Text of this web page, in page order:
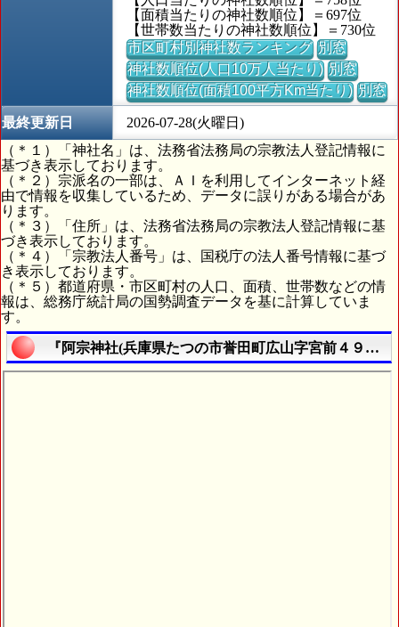
【面積当たりの神社数順位】＝697位
【世帯数当たりの神社数順位】＝730位
市区町村別神社数ランキング 別窓
神社数順位(人口10万人当たり) 別窓
神社数順位(面積100平方Km当たり) 別窓
最終更新日
2026-07-28(火曜日)
（＊１）「神社名」は、法務省法務局の宗教法人登記情報に
基づき表示しております。
（＊２）宗派名の一部は、ＡＩを利用してインターネット経
由で情報を収集しているため、データに誤りがある場合があ
ります。
（＊３）「住所」は、法務省法務局の宗教法人登記情報に基
づき表示しております。
（＊４）「宗教法人番号」は、国税庁の法人番号情報に基づ
き表示しております。
（＊５）都道府県・市区町村の人口、面積、世帯数などの情
報は、総務庁統計局の国勢調査データを基に計算していま
す。
『阿宗神社(兵庫県たつの市誉田町広山字宮前４９２